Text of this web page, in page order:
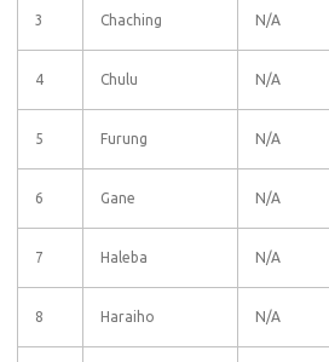
3 Chaching N/A
4 Chulu N/A
5 Furung N/A
6 Gane N/A
7 Haleba N/A
8 Haraiho N/A